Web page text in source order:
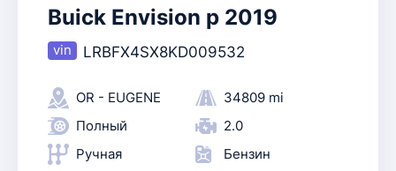
Buick Envision p 2019
LRBFX4SX8KD009532
OR - EUGENE
34809 mi
Полный
2.0
Ручная
Бензин